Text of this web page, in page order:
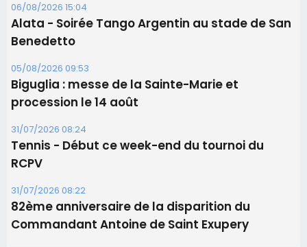
06/08/2026 15:04
Alata - Soirée Tango Argentin au stade de San
Benedetto
05/08/2026 09:53
Biguglia : messe de la Sainte-Marie et
procession le 14 août
31/07/2026 08:24
Tennis - Début ce week-end du tournoi du
RCPV
31/07/2026 08:22
82ème anniversaire de la disparition du
Commandant Antoine de Saint Exupery